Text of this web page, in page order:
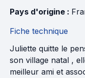
Pays d'origine :
Fiche technique
Juliette quitte le
son village natal ,
meilleur ami et